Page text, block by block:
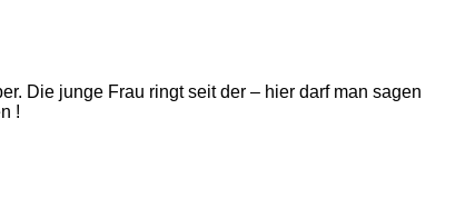
Die junge Frau ringt seit der – hier darf man sagen
!